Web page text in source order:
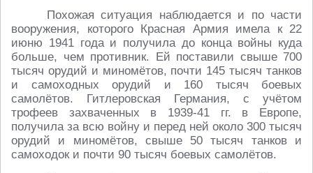
Похожая ситуация наблюдается и по части
вооружения, которого Красная Армия имела к 22
июню 1941 года и получила до конца войны куда
больше, чем противник. Ей поставили свыше 700
тысяч орудий и миномётов, почти 145 тысяч танков
и самоходных орудий и 160 тысяч боевых
самолётов. Гитлеровская Германия, с учётом
трофеев захваченных в 1939-41 гг. в Европе,
получила за всю войну и перед ней около 300 тысяч
орудий и миномётов, свыше 50 тысяч танков и
самоходок и почти 90 тысяч боевых самолётов.